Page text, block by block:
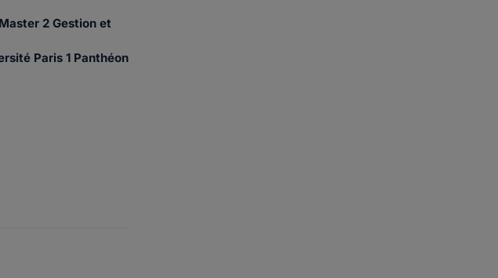
Master 2 Gestion et